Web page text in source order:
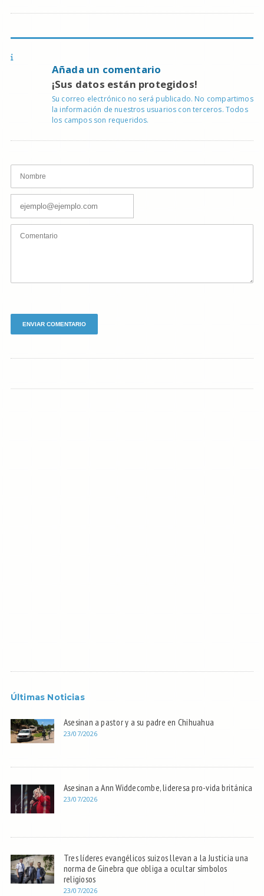
Añada un comentario
¡Sus datos están protegidos!
Su correo electrónico no será publicado. No compartimos
la información de nuestros usuarios con terceros. Todos
los campos son requeridos.
Últimas Noticias
Asesinan a pastor y a su padre en Chihuahua
23/07/2026
Asesinan a Ann Widdecombe, lideresa pro-vida británica
23/07/2026
Tres líderes evangélicos suizos llevan a la Justicia una
norma de Ginebra que obliga a ocultar símbolos
religiosos
23/07/2026